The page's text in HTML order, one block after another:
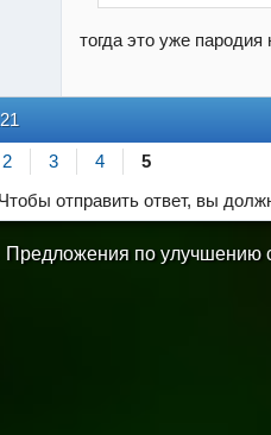
тогда это уже
2 3 4
5
Чтобы отправить ответ, вы
Предложения по улучшению